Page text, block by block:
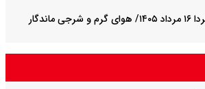
پیش بینی هوای ایلام فردا ۱۶ مرداد ۱۴۰۵/ هوای گرم و شرجی ماندگار